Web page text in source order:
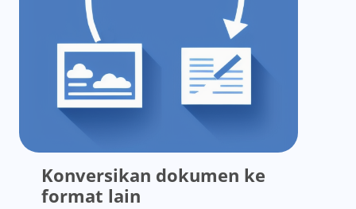
Konversikan dokumen ke
format lain